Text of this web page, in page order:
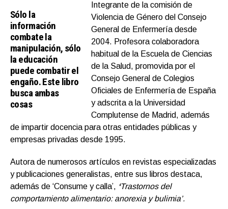
Sólo la
información
combate la
manipulación, sólo
la educación
puede combatir el
engaño. Este libro
busca ambas
cosas
Integrante de la comisión de
Violencia de Género del Consejo
General de Enfermería desde
2004. Profesora colaboradora
habitual de la Escuela de Ciencias
de la Salud, promovida por el
Consejo General de Colegios
Oficiales de Enfermería de España
y adscrita a la Universidad
Complutense de Madrid, además
de impartir docencia para otras entidades públicas y
empresas privadas desde 1995.
Autora de numerosos artículos en revistas especializadas
y publicaciones generalistas, entre sus libros destaca,
además de ‘Consume y calla’, ‘Trastornos del
comportamiento alimentario: anorexia y bulimia’.